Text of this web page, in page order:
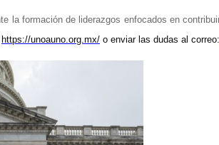
la formación de liderazgos enfocados en
https://unoauno.org.mx/ o enviar las dudas al